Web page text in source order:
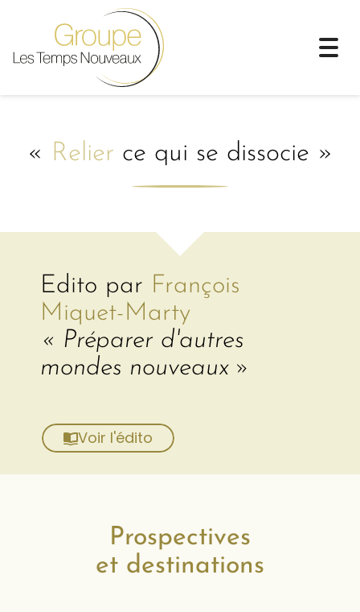
« Relier ce qui se dissocie »
Edito par François
Miquet-Marty
« Préparer d'autres
mondes nouveaux »
Voir l'édito
Prospectives
et destinations